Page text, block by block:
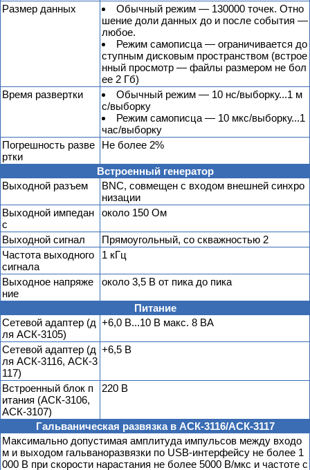
Размер данных
Обычный режим — 130000 точек. Отно
шение доли данных до и после события —
любое.
Режим самописца — ограничивается до
ступным дисковым пространством (встрое
нный просмотр — файлы размером не бол
ее 2 Гб)
Время развертки
Обычный режим — 10 нс/выборку...1 м
с/выборку
Режим самописца — 10 мкс/выборку...1
час/выборку
Погрешность разве
ртки
Не более 2%
Встроенный генератор
Выходной разъем
BNC, совмещен с входом внешней синхро
низации
Выходной импедан
с
около 150 Ом
Выходной сигнал
Прямоугольный, со скважностью 2
Частота выходного
сигнала
1 кГц
Выходное напряже
ние
около 3,5 В от пика до пика
Питание
Сетевой адаптер (д
ля АСК-3105)
+6,0 В...10 В макс. 8 ВА
Сетевой адаптер (д
ля АСК-3116, АСК-3
117)
+6,5 В
Встроенный блок п
итания (АСК-3106,
АСК-3107)
220 В
Гальваническая развязка в АСК-3116/АСК-3117
Максимально допустимая амплитуда импульсов между входо
м и выходом гальваноразвязки по USB-интерфейсу не более 1
000 В при скорости нарастания не более 5000 В/мкс и частоте с